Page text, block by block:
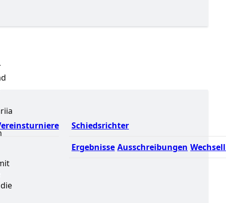
Schiedsrichter
Ergebnisse Ausschreibungen